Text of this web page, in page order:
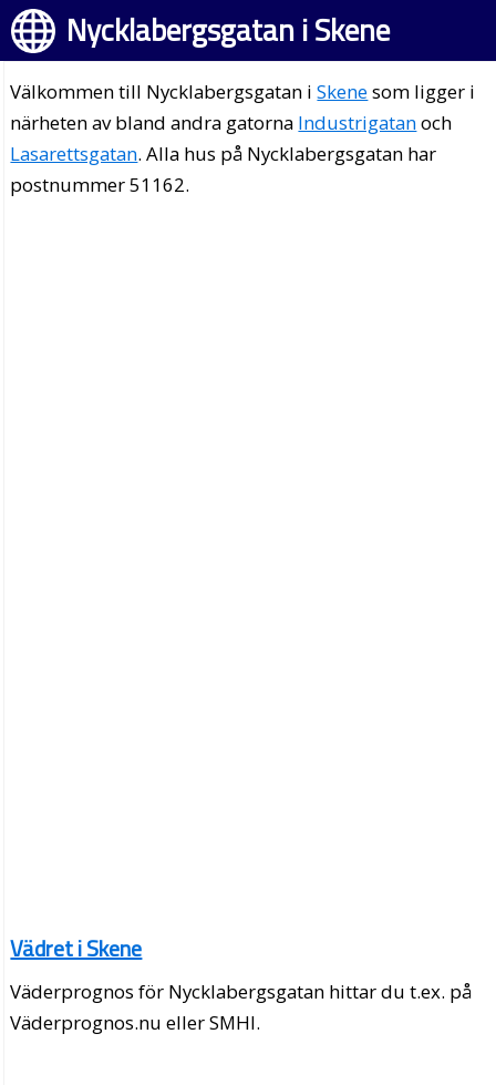
Nycklabergsgatan i Skene
Välkommen till Nycklabergsgatan iSkenesom ligger i
närheten av bland andra gatorna Industrigatanoch
Lasarettsgatan. Alla hus på Nycklabergsgatan har
postnummer 51162.
Vädret i Skene
Väderprognos för Nycklabergsgatan hittar du t.ex. på
Väderprognos.nu eller SMHI.